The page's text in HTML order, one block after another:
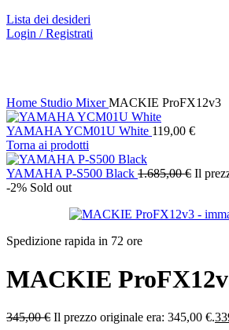
Lista dei desideri
Login / Registrati
Home Studio MixerMACKIE ProFX12v3
YAMAHA YCM01U White 119,00 €
Torna ai prodotti
YAMAHA P-S500 Black 1.685,00€ Il
-2% Sold out
Spedizione rapida in 72 ore
MACKIE
345,00€ Il prezzo originale era: 345,00 €.